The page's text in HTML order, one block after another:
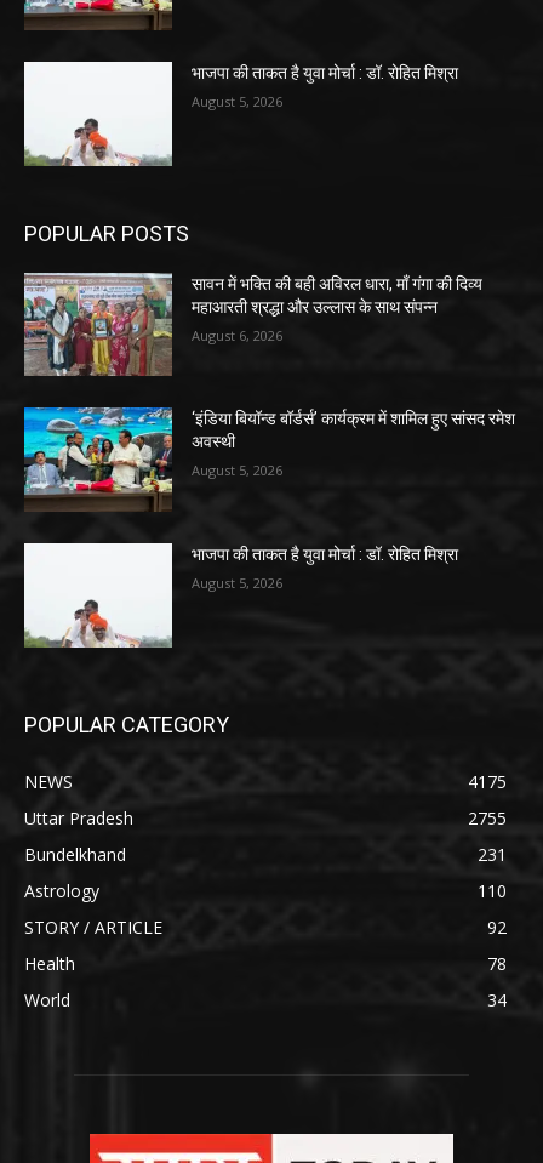
भाजपा की ताकत है युवा मोर्चा : डॉ. रोहित मिश्रा
August 5, 2026
POPULAR POSTS
सावन में भक्ति की बही अविरल धारा, माँ गंगा की दिव्य
महाआरती श्रद्धा और उल्लास के साथ संपन्न
August 6, 2026
‘इंडिया बियॉन्ड बॉर्डर्स’ कार्यक्रम में शामिल हुए सांसद रमेश
अवस्थी
August 5, 2026
भाजपा की ताकत है युवा मोर्चा : डॉ. रोहित मिश्रा
August 5, 2026
POPULAR CATEGORY
NEWS
4175
Uttar Pradesh
2755
Bundelkhand
231
Astrology
110
STORY / ARTICLE
92
Health
78
World
34